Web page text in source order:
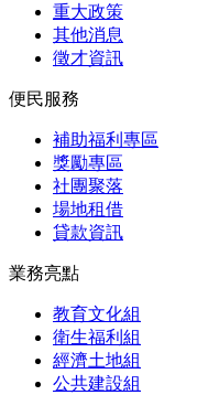
重大政策
其他消息
徵才資訊
便民服務
補助福利專區
獎勵專區
社團聚落
場地租借
貸款資訊
業務亮點
教育文化組
衛生福利組
經濟土地組
公共建設組